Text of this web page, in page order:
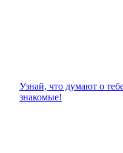
Узнай, что думают о
знакомые!